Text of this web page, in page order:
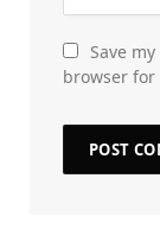
Save
browser